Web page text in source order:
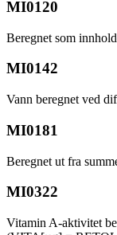
MI0120
Beregnet som
MI0142
Vann beregnet ved
MI0181
Beregnet ut fra
MI0322
Vitamin A-aktivitet